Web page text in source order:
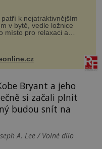
patří k nejatraktivnějším
v bytě, vedle ložnice
místo pro relaxaci a
Koupelnový textil –
a koberečky –
mávnutím kouzelného
Bryant a jeho
si začali plnit
budou snít na
A. Lee / Volné dílo